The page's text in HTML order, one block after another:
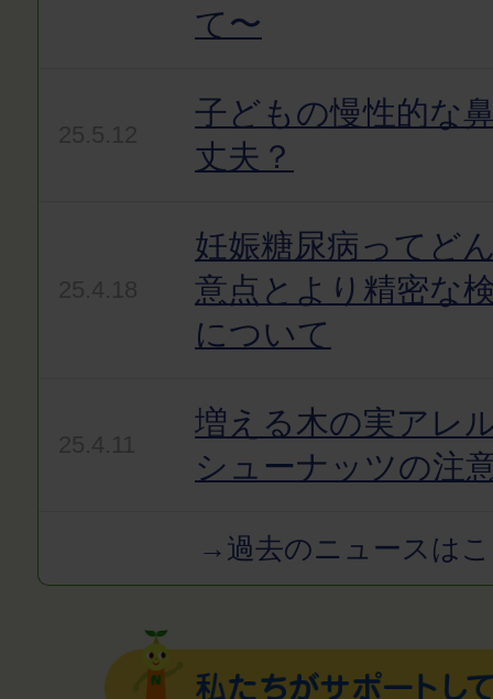
て〜
子どもの慢性的な
丈夫？
妊娠糖尿病ってど
意点とより精密な
について
増える木の実アレ
シューナッツの注
→過去のニュースは